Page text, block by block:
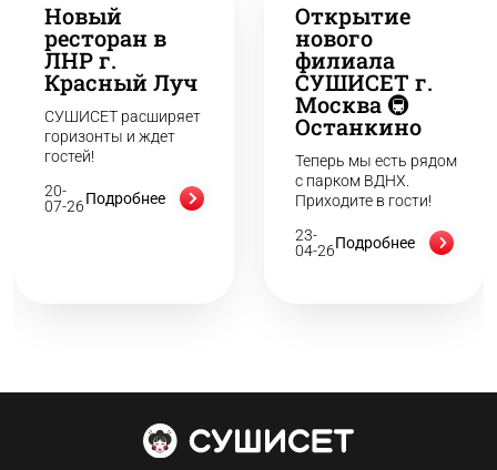
Новый
ресторан в
ЛНР г.
Красный Луч
СУШИСЕТ расширяет
горизонты и ждет
гостей!
20-
07-26Подробнее
Открытие
нового
филиала
СУШИСЕТ г.
Москва 🚇
Останкино
Теперь мы есть рядом
с парком ВДНХ.
Приходите в гости!
23-
04-26Подробнее